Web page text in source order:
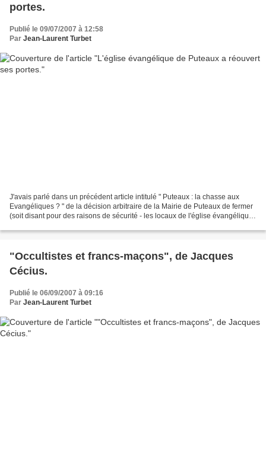
portes.
Publié le 09/07/2007 à 12:58
Par Jean-Laurent Turbet
J'avais parlé dans un précédent article intitulé " Puteaux : la chasse aux
Evangéliques ? " de la décision arbitraire de la Mairie de Puteaux de fermer
(soit disant pour des raisons de sécurité - les locaux de l'église évangélique.
"Occultistes et francs-maçons", de Jacques
Cécius.
Publié le 06/09/2007 à 09:16
Par Jean-Laurent Turbet